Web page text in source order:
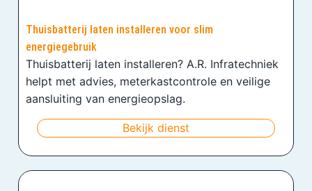
Thuisbatterij laten installeren voor slim
energiegebruik
Thuisbatterij laten installeren? A.R. Infratechniek
helpt met advies, meterkastcontrole en veilige
aansluiting van energieopslag.
Bekijk dienst